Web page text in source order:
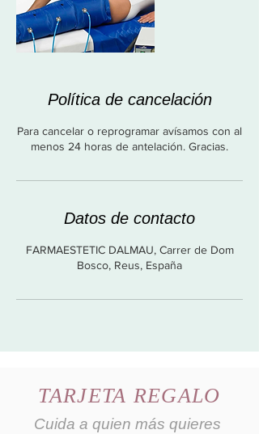
Política de cancelación
Para cancelar o reprogramar avísamos con al
menos 24 horas de antelación. Gracias.
Datos de contacto
FARMAESTETIC DALMAU, Carrer de Dom
Bosco, Reus, España
TARJETA REGALO
Cuida a quien más quieres